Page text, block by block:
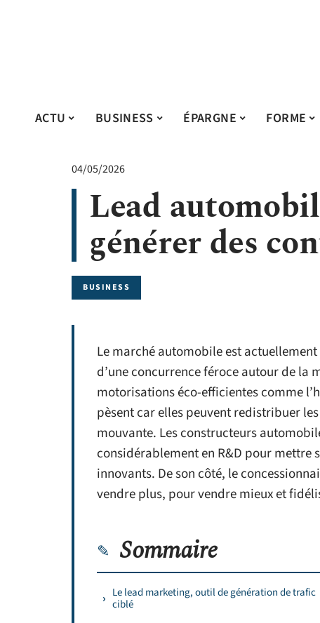
ACTU BUSINESS ÉPARGNE FORME
04/05/2026
Lead
générer des
BUSINESS
Le marché automobile est
d’une concurrence féroce autour de la
motorisations éco-efficientes comme
pèsent car elles peuvent redistribuer
mouvante. Les constructeurs
considérablement en R&D pour mettre
innovants. De son côté, le
vendre plus, pour vendre mieux et
Sommaire
Le lead marketing, outil de génération de trafic
ciblé